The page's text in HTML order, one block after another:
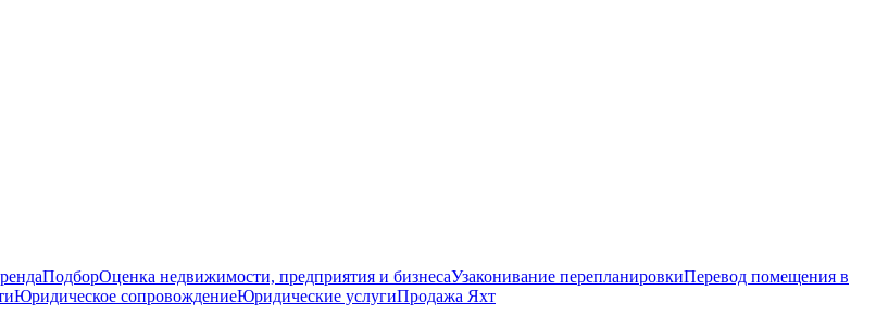
ПодборОценка недвижимости, предприятия и бизнесаУзаконивание перепланировкиПеревод помещения в
Юридическое сопровождениеЮридические услугиПродажа Яхт